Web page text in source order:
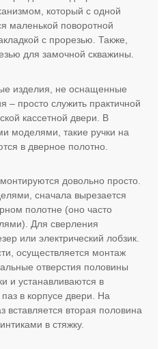
который с одной
маленькой поворотной
с прорезью. Также,
для замочной скважины.
изделия, не оснащенные
просто служить практичной
кассетной двери. В
моделями, такие ручки на
в дверное полотно.
довольно просто.
сначала вырезается
полотне (оно часто
Для сверления
или электрический лобзик.
осуществляется монтаж
отверстия половины
и устанавливаются в
в корпусе двери. На
вторая половина
в стяжку.